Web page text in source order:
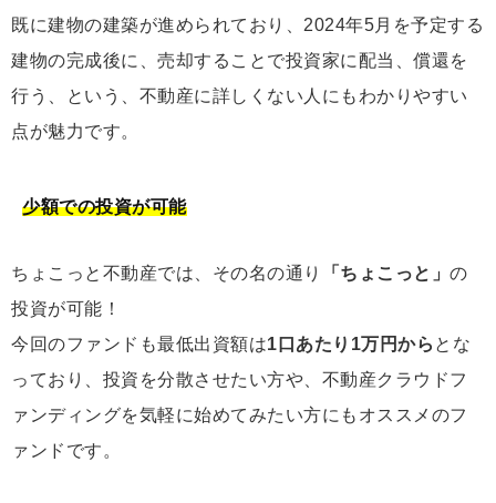
既に建物の建築が進められており、2024年5月を予定する
建物の完成後に、売却することで投資家に配当、償還を
行う、という、不動産に詳しくない人にもわかりやすい
点が魅力です。
少額での投資が可能
ちょこっと不動産では、その名の通り 「ちょこっと」 の
投資が可能！
今回のファンドも最低出資額は1口あたり1万円から とな
っており、投資を分散させたい方や、不動産クラウドフ
ァンディングを気軽に始めてみたい方にもオススメのフ
ァンドです。